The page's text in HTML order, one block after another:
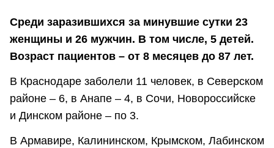
Среди заразившихся за минувшие сутки 23
женщины и 26 мужчин. В том числе, 5 детей.
Возраст пациентов – от 8 месяцев до 87 лет.
В Краснодаре заболели 11 человек, в Северском
районе – 6, в Анапе – 4, в Сочи, Новороссийске
и Динском районе – по 3.
В Армавире, Калининском, Крымском, Лабинском